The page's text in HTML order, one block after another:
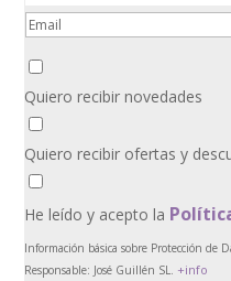
Quiero recibir novedades
Quiero recibir ofertas y
He leído y acepto la
Información básica sobre Protección de
Responsable: José Guillén SL. +info